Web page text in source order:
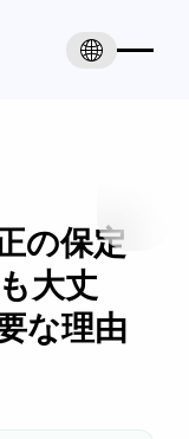
の保定
大丈
な理由